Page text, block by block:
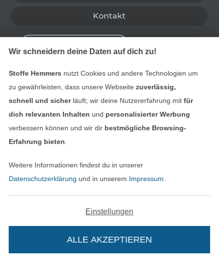
Kontakt
Alle Preise inkl. der gesetzl. MwSt.
Finde mehr Inspiration
Deutsch
Nederlands
In den niederländischen
(France)
In den
Wir schneidern deine Daten auf dich zu!
Stoffe Hemmers nutzt Cookies und andere Technologien um
zu gewährleisten, dass unsere Webseite zuverlässig,
schnell und sicherläuft; wir deine Nutzererfahrung mitfür
dich relevanten Inhalten und personalisierter Werbung
verbessern können und wir dir bestmögliche Browsing-
Erfahrung bieten
Weitere Informationen findest du in unserer
Datenschutzerklärung und in unserem Impressum
Einstellungen
ALLE AKZEPTIEREN